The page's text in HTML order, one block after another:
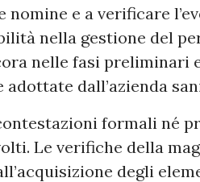
e a verificare
nella gestione del
nelle fasi preliminari
dall’azienda
formali né
Le verifiche della
degli